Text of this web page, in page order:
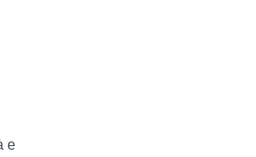
e